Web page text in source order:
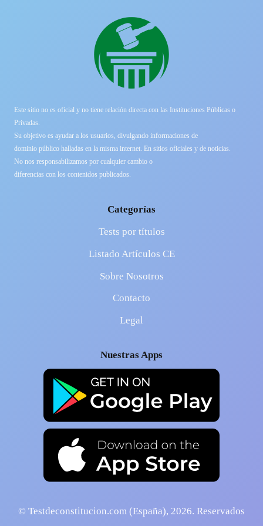
Este sitio no es oficial y no tiene relación directa con las Instituciones Públicas o
Privadas.
Su objetivo es ayudar a los usuarios, divulgando informaciones de
dominio público halladas en la misma internet. En sitios oficiales y de noticias.
No nos responsabilizamos por cualquier cambio o
diferencias con los contenidos publicados.
Categorías
Tests por títulos
Listado Artículos CE
Sobre Nosotros
Contacto
Legal
Nuestras Apps
© Testdeconstitucion.com (España), 2026. Reservados